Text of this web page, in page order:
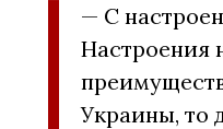
— С
Настроения
Украины, то